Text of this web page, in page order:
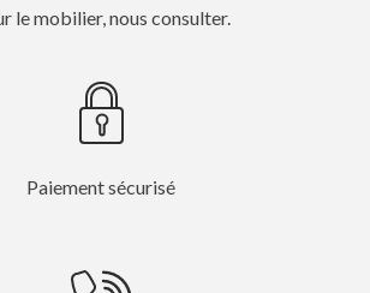
le mobilier, nous consulter.
Paiement sécurisé